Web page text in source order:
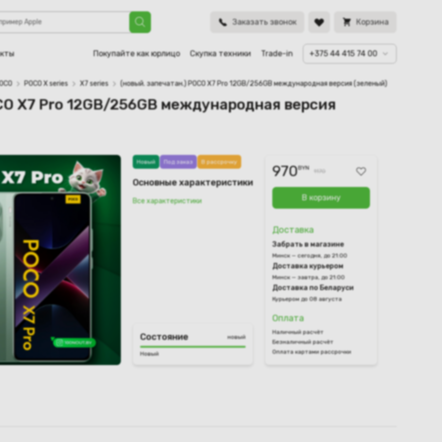
Заказать звонок Корзина
Покупайте как юрлицо Скупка техники Trade-in +375 44 415 74 00
256GB международная версия (зеленый)
POCO X series X7 series (новый. запечатан.) POCO X7 Pro 12GB/256GB международная версия (зеленый)
X7 Pro 12GB/256GB международная версия
Новый Под заказ В рассрочку
Основные характеристики
Все характеристики
Состояние новый
Новый
970BYN 1170
В корзину
Доставка
Забрать в магазине
Минск — сегодня, до 21:00
Доставка курьером
Минск — завтра, до 21:00
Доставка по Беларуси
Курьером до 08 августа
Оплата
Наличный расчёт
Безналичный расчёт
Оплата картами рассрочки